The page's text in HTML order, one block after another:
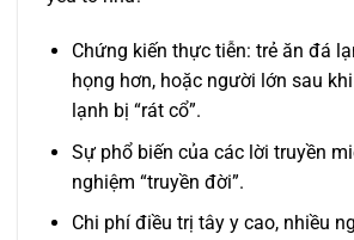
Chứng kiến thực tiễn: trẻ ăn đá
họng hơn, hoặc người lớn sau
lạnh bị “rát cổ”.
Sự phổ biến của các lời truyền
nghiệm “truyền đời”.
Chi phí điều trị tây y cao, nhiều